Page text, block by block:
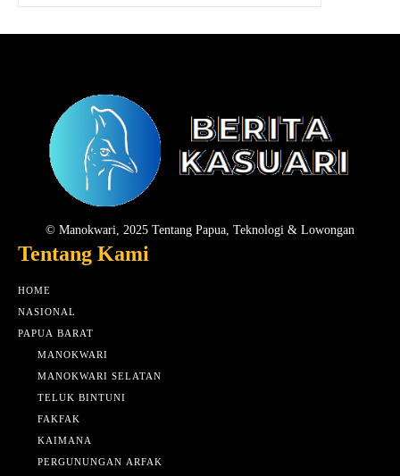
© Manokwari, 2025 Tentang Papua, Teknologi & Lowongan
Tentang Kami
HOME
NASIONAL
PAPUA BARAT
MANOKWARI
MANOKWARI SELATAN
TELUK BINTUNI
FAKFAK
KAIMANA
PERGUNUNGAN ARFAK